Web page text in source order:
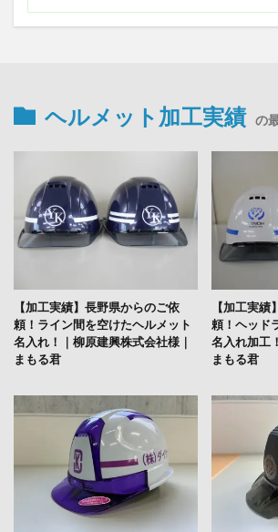
ヘルメット加工実績 の
【加工実績】長野県からのご依
頼！ライン間を空けたヘルメット
名入れ！｜柳原建興株式会社様｜
まもる君
【加工実
頼！ヘッド
名入れ加工
まもる君